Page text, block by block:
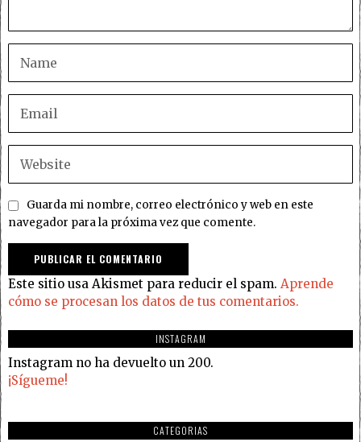
Guarda mi nombre, correo electrónico y web en este
navegador para la próxima vez que comente.
Este sitio usa Akismet para reducir el spam. Aprende
cómo se procesan los datos de tus comentarios.
INSTAGRAM
Instagram no ha devuelto un 200.
¡Sígueme!
CATEGORIAS